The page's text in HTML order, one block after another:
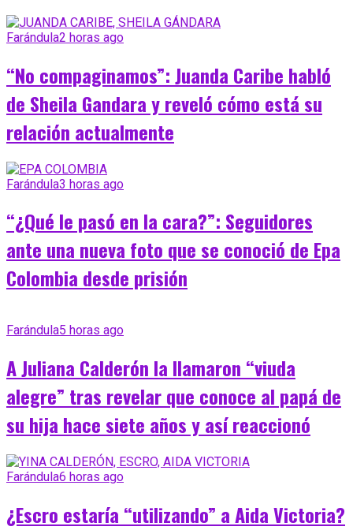
Farándula2 horas ago
“No compaginamos”: Juanda Caribe habló
de Sheila Gandara y reveló cómo está su
relación actualmente
Farándula3 horas ago
“¿Qué le pasó en la cara?”: Seguidores
ante una nueva foto que se conoció de Epa
Colombia desde prisión
Farándula5 horas ago
A Juliana Calderón la llamaron “viuda
alegre” tras revelar que conoce al papá de
su hija hace siete años y así reaccionó
Farándula6 horas ago
¿Escro estaría “utilizando” a Aida Victoria?